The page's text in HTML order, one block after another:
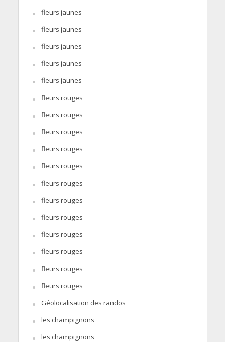
fleurs jaunes
fleurs jaunes
fleurs jaunes
fleurs jaunes
fleurs jaunes
fleurs rouges
fleurs rouges
fleurs rouges
fleurs rouges
fleurs rouges
fleurs rouges
fleurs rouges
fleurs rouges
fleurs rouges
fleurs rouges
fleurs rouges
fleurs rouges
Géolocalisation des randos
les champignons
les champignons